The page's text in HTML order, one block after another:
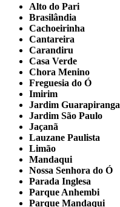
Alto do Pari
Brasilândia
Cachoeirinha
Cantareira
Carandiru
Casa Verde
Chora Menino
Freguesia do Ó
Imirim
Jardim Guarapiranga
Jardim São Paulo
Jaçanã
Lauzane Paulista
Limão
Mandaqui
Nossa Senhora do Ó
Parada Inglesa
Parque Anhembi
Parque Mandaqui